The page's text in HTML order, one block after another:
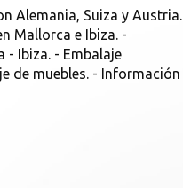
Alemania, Suiza y Austria.
Mallorca e Ibiza. -
- Ibiza. - Embalaje
de muebles. - Información